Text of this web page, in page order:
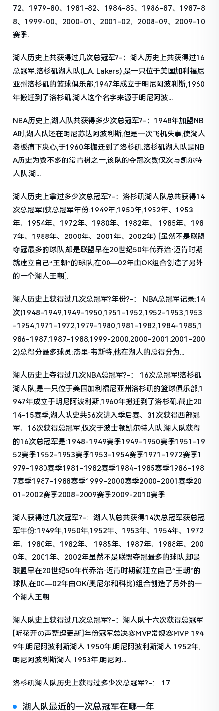
72、1979-80、1981-82、1984-85、1986-87、1987-8
8、1999-00、2000-01、2001-02、2008-09、2009-10
赛季.
湖人历史上共获得过几次总冠军?-：湖人历史上共获得过16
总冠军.洛杉矶湖人队(L.A. Lakers),是一只位于美国加利福尼
亚州洛杉矶的篮球俱乐部,1947年成立于明尼阿波利斯,1960
年搬迁到了洛杉矶.湖人这个名字来源于明尼阿波...
NBA历史上,湖人队共获得多少次总冠军?-：1948年加盟NB
A时,湖人队还在明尼苏达阿波利斯,但是一次飞机失事,使湖人
老板痛下决心,于1960年搬迁到了洛杉矶.洛杉矶湖人队是NB
A历史为数不多的常青树之一,该队的夺冠次数仅次与凯尔特
人队.湖...
湖人历史上拿过多少次总冠军?-：洛杉矶湖人队总共获得14
次总冠军(获总冠军年份:1949年,1950年,1952年、1953
年、1954年、1972年、1980年、1982年、 1985年、198
7年、1988年、2000年、2001年、2002年) [虽然不是联盟
夺冠最多的球队,却是联盟早在20世纪50年代乔治·迈肯时期
就建立自己“王朝”的球队,在00—02年由OK组合创造了另外
的一个湖人王朝].
湖人历史上获得过几次总冠军?年份?-： NBA总冠军记录:14
次(1948-1949,1949-1950,1951-1952,1952-1953,1953
-1954,1971-1972,1979-1980,1981-1982,1984-1985,1
986-1987,1987-1988,1999-2000,2000-2001,2001-200
2)总得分最多球员:杰里·韦斯特,他在湖人的总得分为...
湖人历史上夺得过几次NBA总冠军?-： 16次总冠军!洛杉矶
湖人队,是一只位于美国加利福尼亚州洛杉矶的篮球俱乐部,1
947年成立于明尼阿波利斯,1960年搬迁到了洛杉矶.截止20
14-15赛季,湖人队史共56次进入季后赛、31次获得西部冠
军、16次获得总冠军,仅次于波士顿凯尔特人队.湖人队获得
的16次总冠军是:1948-1949赛季1949-1950赛季1951-19
52赛季1952-1953赛季1953-1954赛季1971-1972赛季1
979-1980赛季1981-1982赛季1984-1985赛季1986-198
7赛季1987-1988赛季1999-2000赛季2000-2001赛季20
01-2002赛季2008-2009赛季2009-2010赛季
湖人获得过几次冠军?-：湖人队总共获得14次总冠军获总冠
军年份:1949年,1950年,1952年、1953年、1954年、1972
年、1980年、1982年、 1985年、1987年、1988年、200
0年、2001年、2002年虽然不是联盟夺冠最多的球队,却是
联盟早在20世纪50年代乔治·迈肯时期就建立自己“王朝”的
球队,在00—02年由OK(奥尼尔和科比)组合创造了另外的一
个湖人王朝
湖人队史上获得过几次总冠军?-：湖人队十六次获得总冠军
[听花开の声整理更新]年份冠军总决赛MVP常规赛MVP 194
9年,明尼阿波利斯湖人 1950年,明尼阿波利斯湖人 1952年,
明尼阿波利斯湖人 1953年,明尼阿...
洛杉矶湖人队历史上获得过多少次总冠军?-： 17
湖人队最近的一次总冠军在哪一年